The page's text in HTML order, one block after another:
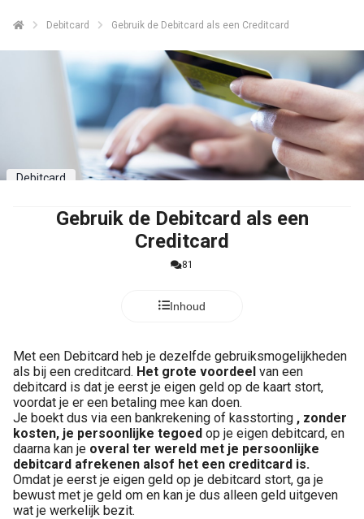
Debitcard Gebruik de Debitcard als een Creditcard
Debitcard
Gebruik de Debitcard als een
Creditcard
81
Inhoud
Met een Debitcard heb je dezelfde gebruiksmogelijkheden
als bij een creditcard. Het grote voordeel van een
debitcard is dat je eerst je eigen geld op de kaart stort,
voordat je er een betaling mee kan doen.
Je boekt dus via een bankrekening of kasstorting , zonder
kosten, je persoonlijke tegoed op je eigen debitcard, en
daarna kan je overal ter wereld met je persoonlijke
debitcard afrekenen alsof het een creditcard is.
Omdat je eerst je eigen geld op je debitcard stort, ga je
bewust met je geld om en kan je dus alleen geld uitgeven
wat je werkelijk bezit.